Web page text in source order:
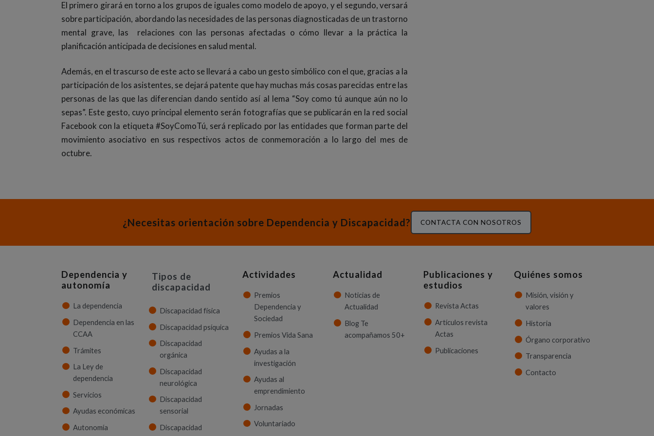
El primero girará en torno a los grupos de iguales como modelo de apoyo, y el segundo, versará
sobre participación, abordando las necesidades de las personas diagnosticadas de un trastorno
mental grave, las relaciones con las personas afectadas o cómo llevar a la práctica la
planificación anticipada de decisiones en salud mental.
Además, en el trascurso de este acto se llevará a cabo un gesto simbólico con el que, gracias a la
participación de los asistentes, se dejará patente que hay muchas más cosas parecidas entre las
personas de las que las diferencian dando sentido así al lema “Soy como tú aunque aún no lo
sepas”. Este gesto, cuyo principal elemento serán fotografías que se publicarán en la red social
Facebook con la etiqueta #SoyComoTú, será replicado por las entidades que forman parte del
movimiento asociativo en sus respectivos actos de conmemoración a lo largo del mes de
octubre.
¿Necesitas orientación sobre Dependencia y Discapacidad? CONTACTA CON NOSOTROS
Dependencia y
autonomía
La dependencia
Dependencia en las
CCAA
Trámites
La Ley de
dependencia
Servicios
Ayudas económicas
Autonomía
Tipos de
discapacidad
Discapacidad física
Discapacidad psíquica
Discapacidad
orgánica
Discapacidad
neurológica
Discapacidad
sensorial
Discapacidad
Actividades
Premios
Dependencia y
Sociedad
Premios Vida Sana
Ayudas a la
investigación
Ayudas al
emprendimiento
Jornadas
Voluntariado
Actualidad
Noticias de
Actualidad
Blog Te
acompañamos 50+
Publicaciones y
estudios
Revista Actas
Artículos revista
Actas
Publicaciones
Quiénes somos
Misión, visión y
valores
Historia
Órgano corporativo
Transparencia
Contacto